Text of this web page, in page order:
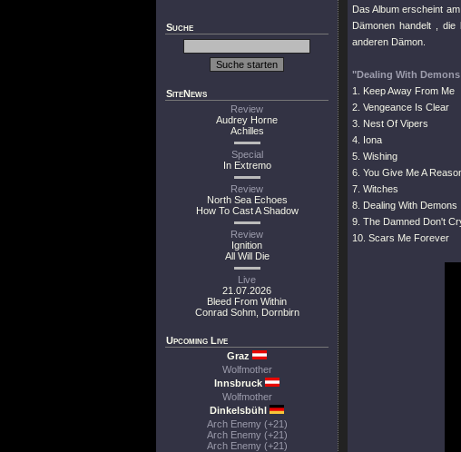
Suche
SiteNews
Review
Audrey Horne
Achilles
Special
In Extremo
Review
North Sea Echoes
How To Cast A Shadow
Review
Ignition
All Will Die
Live
21.07.2026
Bleed From Within
Conrad Sohm, Dornbirn
Upcoming Live
Graz
Wolfmother
Innsbruck
Wolfmother
Dinkelsbühl
Arch Enemy (+21)
Arch Enemy (+21)
Arch Enemy (+21)
Das Album erscheint
Dämonen handelt ,
anderen Dämon.
"Dealing With
1. Keep Away From Me
2. Vengeance Is Clear
3. Nest Of Vipers
4. Iona
5. Wishing
6. You Give Me A
7. Witches
8. Dealing With Demons
9. The Damned Don't
10. Scars Me Forever